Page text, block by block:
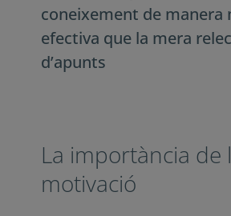
efectiva que la mera
d’apunts
Acepto la Política de Privacidad
Acepto recibir el boletín informativo